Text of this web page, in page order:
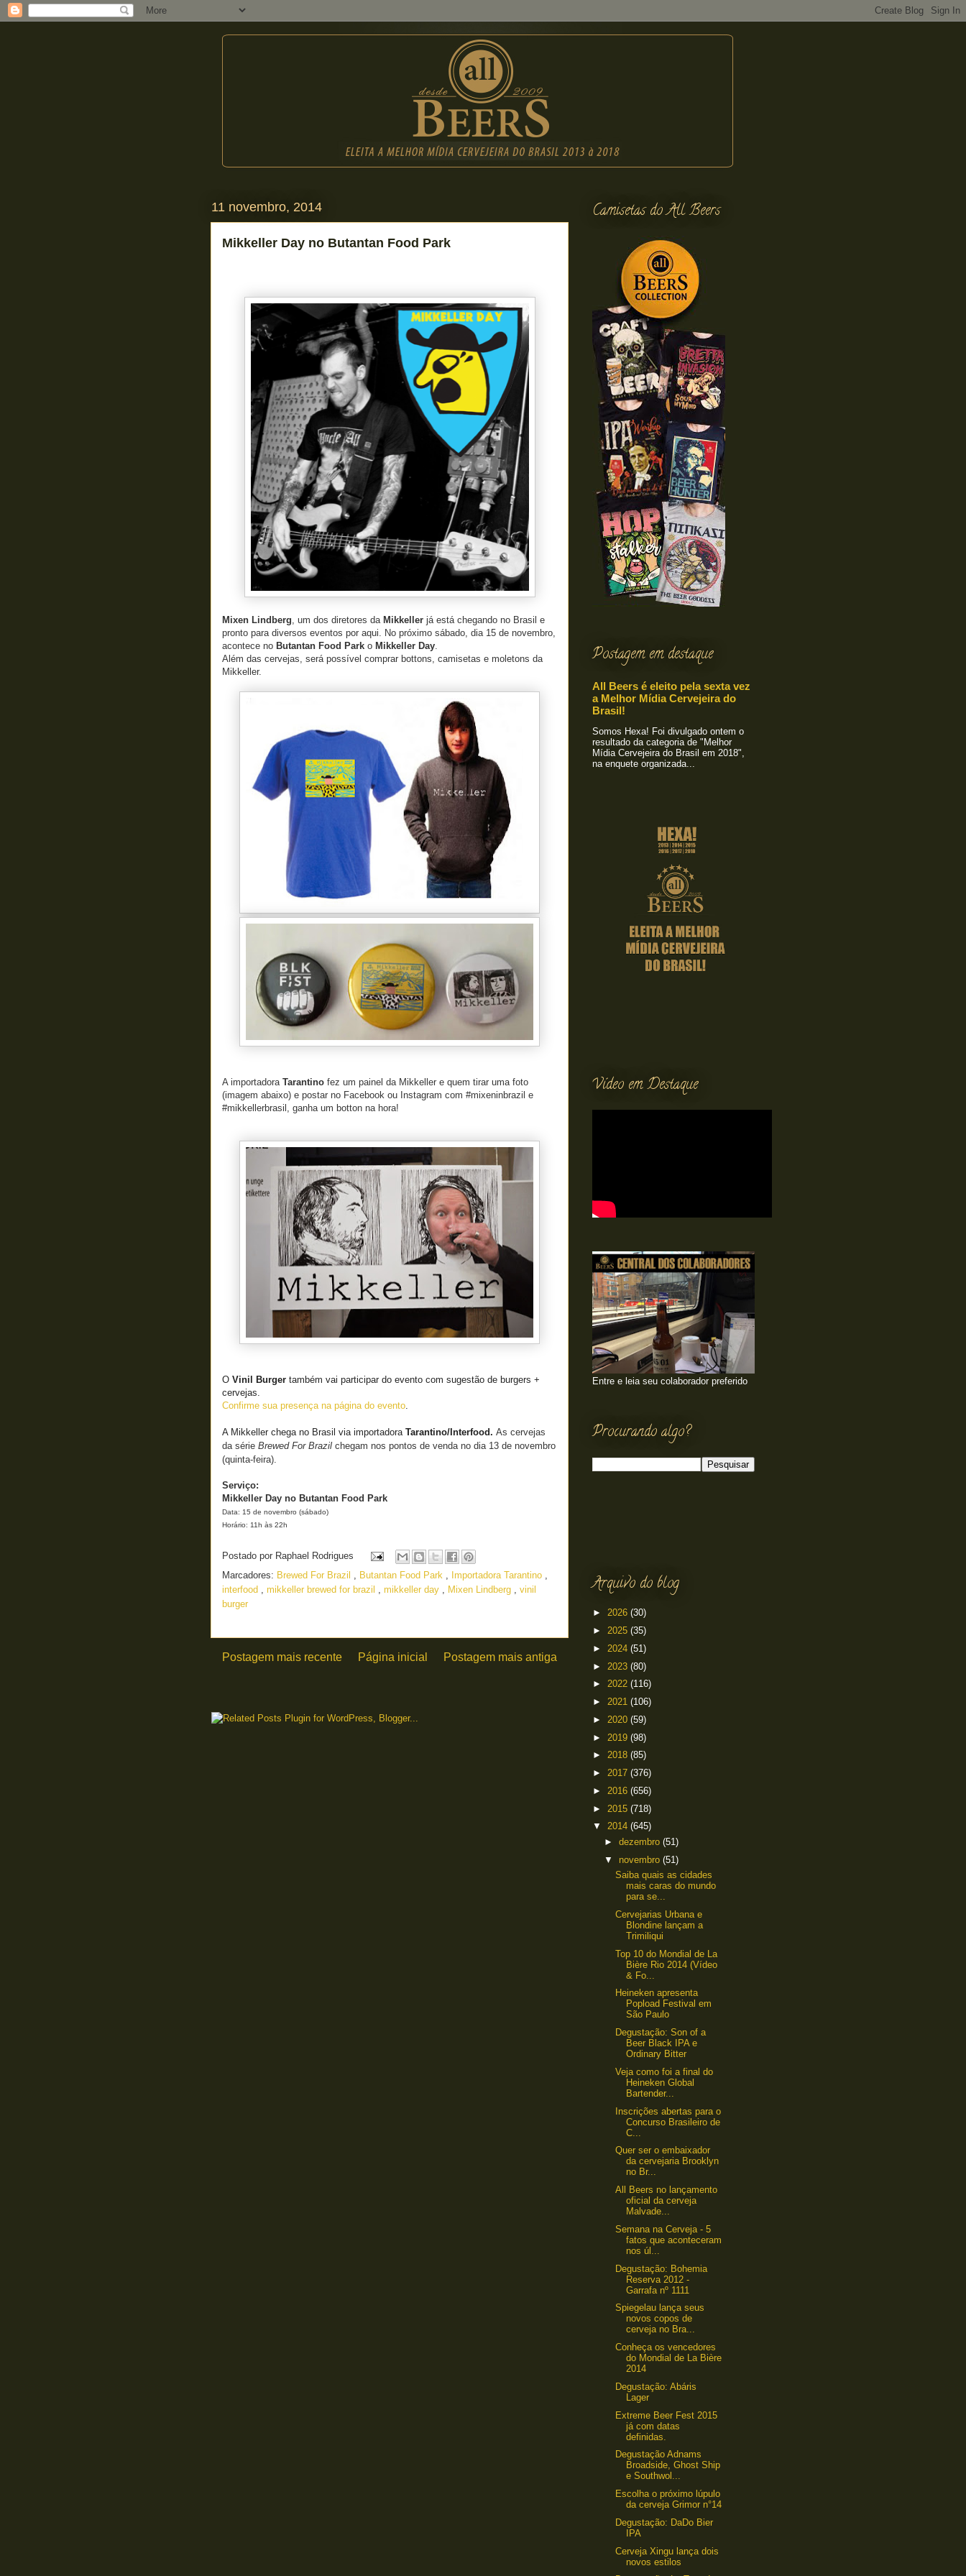
11 novembro, 2014
Mikkeller Day no Butantan Food Park
Mixen Lindberg, um dos diretores da Mikkeller já está chegando no Brasil e
pronto para diversos eventos por aqui. No próximo sábado, dia 15 de novembro,
acontece no Butantan Food Park o Mikkeller Day.
Além das cervejas, será possível comprar bottons, camisetas e moletons da
Mikkeller.
A importadora Tarantino fez um painel da Mikkeller e quem tirar uma foto
(imagem abaixo) e postar no Facebook ou Instagram com #mixeninbrazil e
#mikkellerbrasil, ganha um botton na hora!
O Vinil Burger também vai participar do evento com sugestão de burgers +
cervejas.
Confirme sua presença na página do evento.
A Mikkeller chega no Brasil via importadora Tarantino/Interfood. As cervejas
da série Brewed For Brazil chegam nos pontos de venda no dia 13 de novembro
(quinta-feira).
Serviço:
Mikkeller Day no Butantan Food Park
Data: 15 de novembro (sábado)
Horário: 11h às 22h
Postado por Raphael Rodrigues
Marcadores: Brewed For Brazil , Butantan Food Park , Importadora Tarantino ,
interfood , mikkeller brewed for brazil , mikkeller day , Mixen Lindberg , vinil
burger
Postagem mais recente Postagem mais antiga
Página inicial
Camisetas do All Beers
Postagem em destaque
All Beers é eleito pela sexta vez
a Melhor Mídia Cervejeira do
Brasil!
Somos Hexa! Foi divulgado ontem o
resultado da categoria de "Melhor
Mídia Cervejeira do Brasil em 2018",
na enquete organizada...
Vídeo em Destaque
Entre e leia seu colaborador preferido
Procurando algo?
Arquivo do blog
► 2026 (30)
► 2025 (35)
► 2024 (51)
► 2023 (80)
► 2022 (116)
► 2021 (106)
► 2020 (59)
► 2019 (98)
► 2018 (85)
► 2017 (376)
► 2016 (656)
► 2015 (718)
▼ 2014 (645)
► dezembro (51)
▼ novembro (51)
Saiba quais as cidades
mais caras do mundo
para se...
Cervejarias Urbana e
Blondine lançam a
Trimiliqui
Top 10 do Mondial de La
Bière Rio 2014 (Vídeo
& Fo...
Heineken apresenta
Popload Festival em
São Paulo
Degustação: Son of a
Beer Black IPA e
Ordinary Bitter
Veja como foi a final do
Heineken Global
Bartender...
Inscrições abertas para o
Concurso Brasileiro de
C...
Quer ser o embaixador
da cervejaria Brooklyn
no Br...
All Beers no lançamento
oficial da cerveja
Malvade...
Semana na Cerveja - 5
fatos que aconteceram
nos úl...
Degustação: Bohemia
Reserva 2012 -
Garrafa nº 1111
Spiegelau lança seus
novos copos de
cerveja no Bra...
Conheça os vencedores
do Mondial de La Bière
2014
Degustação: Abáris
Lager
Extreme Beer Fest 2015
já com datas
definidas.
Degustação Adnams
Broadside, Ghost Ship
e Southwol...
Escolha o próximo lúpulo
da cerveja Grimor n°14
Degustação: DaDo Bier
IPA
Cerveja Xingu lança dois
novos estilos